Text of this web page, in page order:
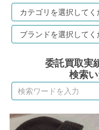
委託買取実
検索